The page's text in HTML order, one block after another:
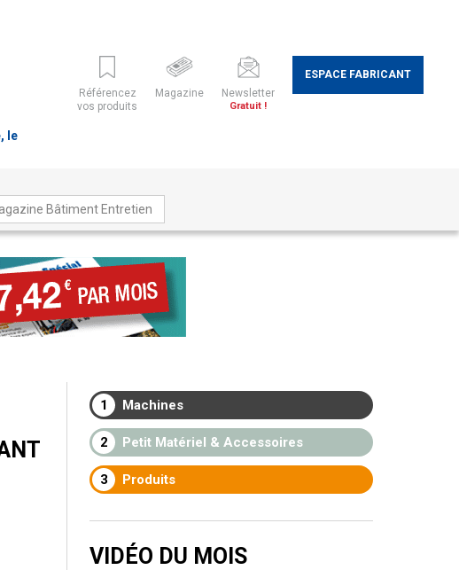
le
Référencez
vos produits
Magazine Newsletter
Gratuit !
ESPACE FABRICANT
Bâtiment Entretien
1 Machines
2 Petit Matériel & Accessoires
3 Produits
VIDÉO DU MOIS